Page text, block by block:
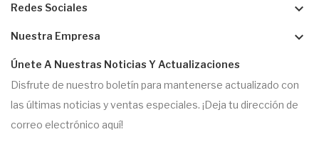
Redes Sociales keyboard_arrow_down
Nuestra Empresa keyboard_arrow_down
Únete A Nuestras Noticias Y Actualizaciones
Disfrute de nuestro boletín para mantenerse actualizado con
las últimas noticias y ventas especiales. ¡Deja tu dirección de
correo electrónico aquí!